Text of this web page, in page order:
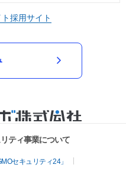
採用サイト
ティ事業について
セキュリティ24」